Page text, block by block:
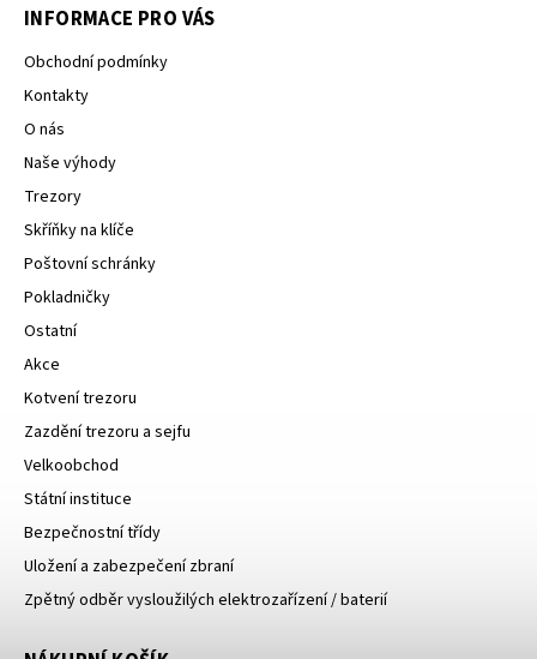
INFORMACE PRO VÁS
Obchodní podmínky
Kontakty
O nás
Naše výhody
Trezory
Skříňky na klíče
Poštovní schránky
Pokladničky
Ostatní
Akce
Kotvení trezoru
Zazdění trezoru a sejfu
Velkoobchod
Státní instituce
Bezpečnostní třídy
Uložení a zabezpečení zbraní
Zpětný odběr vysloužilých elektrozařízení / baterií